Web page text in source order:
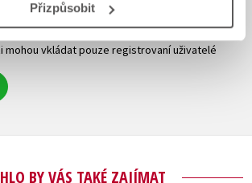
Přizpůsobit
mohou vkládat pouze registrovaní uživatelé
BY VÁS TAKÉ ZAJÍMAT